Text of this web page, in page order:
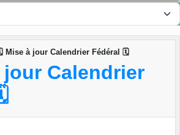
Mise à jour Calendrier Fédéral 🗓
Calendrier